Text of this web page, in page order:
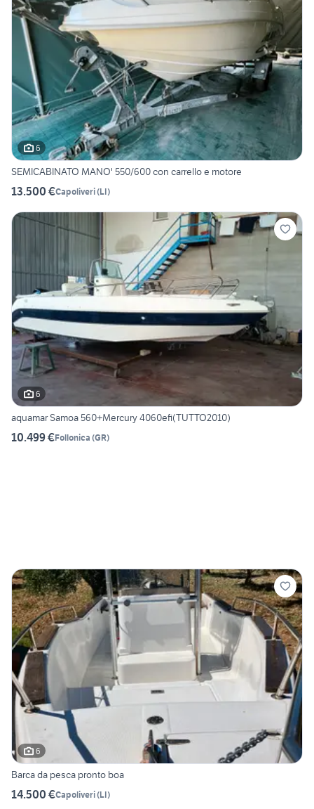
6
SEMICABINATO MANO' 550/600 con carrello e motore
13.500 €Capoliveri(LI)
6
aquamar Samoa 560+Mercury 4060efi(TUTTO2010)
10.499 €Follonica (GR)
6
Barca da pesca pronto boa
14.500 €Capoliveri(LI)